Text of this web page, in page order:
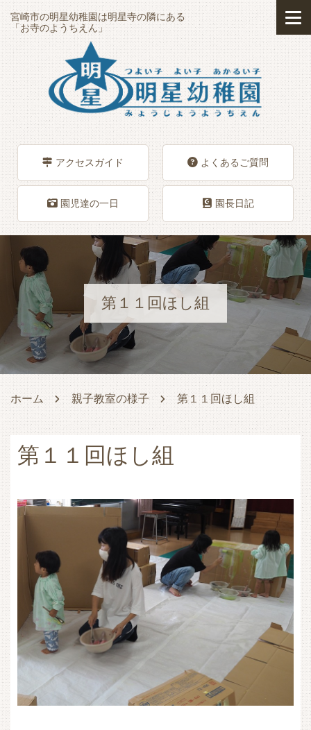
宮崎市の明星幼稚園は明星寺の隣にある
「お寺のようちえん」
アクセスガイド よくあるご質問
園児達の一日 園長日記
第１１回ほし組
ホーム 親子教室の様子 第１１回ほし組
第１１回ほし組